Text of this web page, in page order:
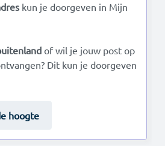
kun je doorgeven in Mijn
of wil je jouw post op
Dit kun je doorgeven
hoogte